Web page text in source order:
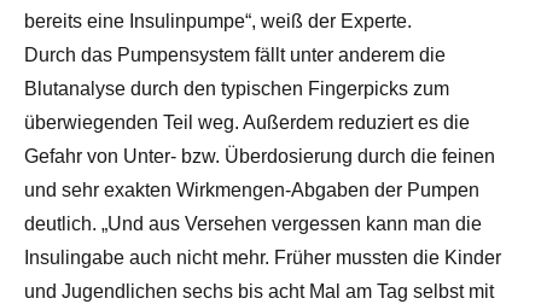
bereits eine Insulinpumpe“, weiß der Experte.
Durch das Pumpensystem fällt unter anderem die
Blutanalyse durch den typischen Fingerpicks zum
überwiegenden Teil weg. Außerdem reduziert es die
Gefahr von Unter- bzw. Überdosierung durch die feinen
und sehr exakten Wirkmengen-Abgaben der Pumpen
deutlich. „Und aus Versehen vergessen kann man die
Insulingabe auch nicht mehr. Früher mussten die Kinder
und Jugendlichen sechs bis acht Mal am Tag selbst mit